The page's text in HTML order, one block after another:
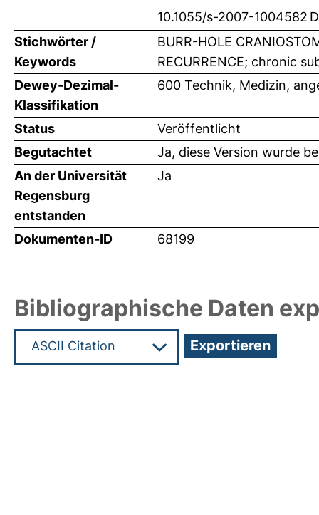
10.1055/s-2007-1004582
Stichwörter /
Keywords
BURR-HOLE
RECURRENCE; chronic
Dewey-Dezimal-
Klassifikation
600 Technik, Medizin,
Status
Veröffentlicht
Begutachtet
Ja, diese Version wurde
An der Universität
Regensburg
entstanden
Ja
Dokumenten-ID 68199
Bibliographische Daten